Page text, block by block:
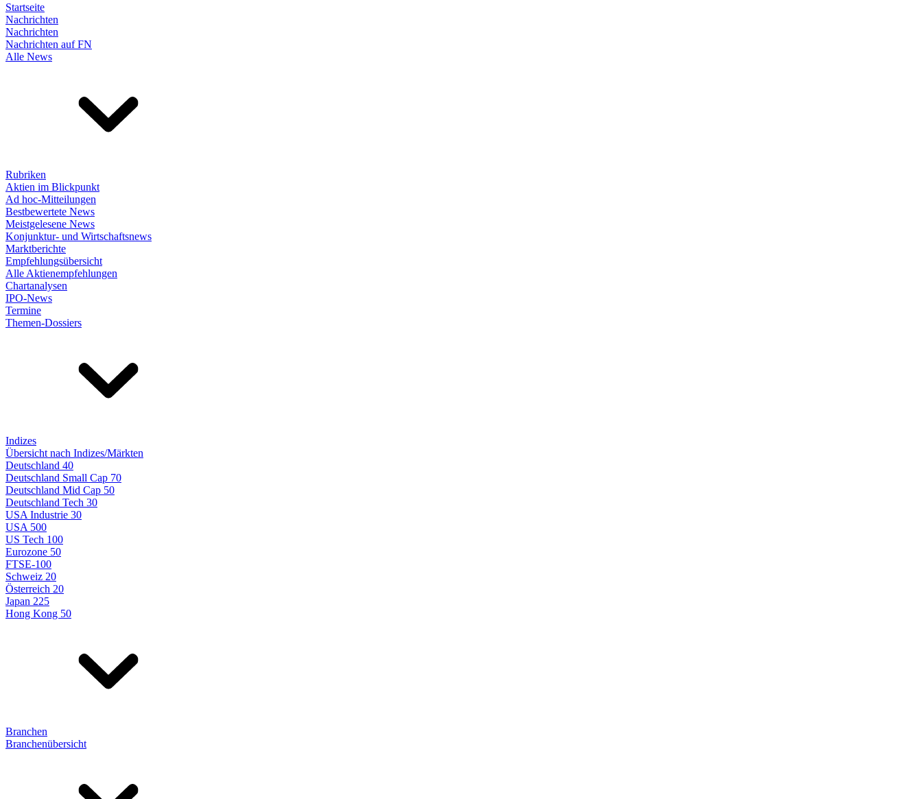
Startseite
Nachrichten
Nachrichten
Nachrichten auf FN
Alle News
Rubriken
Aktien im Blickpunkt
Ad hoc-Mitteilungen
Bestbewertete News
Meistgelesene News
Konjunktur- und Wirtschaftsnews
Marktberichte
Empfehlungsübersicht
Alle Aktienempfehlungen
Chartanalysen
IPO-News
Termine
Themen-Dossiers
Indizes
Übersicht nach Indizes/Märkten
Deutschland 40
Deutschland Small Cap 70
Deutschland Mid Cap 50
Deutschland Tech 30
USA Industrie 30
USA 500
US Tech 100
Eurozone 50
FTSE-100
Schweiz 20
Österreich 20
Japan 225
Hong Kong 50
Branchen
Branchenübersicht